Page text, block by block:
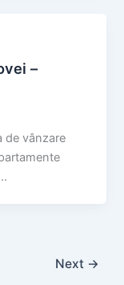
–
de vânzare
Next →